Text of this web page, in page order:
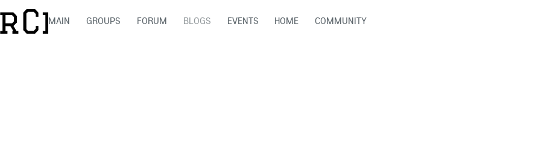
MAIN GROUPS FORUM BLOGS EVENTS HOME COMMUNITY